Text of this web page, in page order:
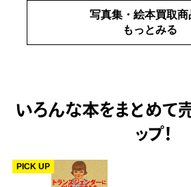
写真集・絵本買取商
もっとみる
いろんな本をまとめて
ップ！
PICK UP